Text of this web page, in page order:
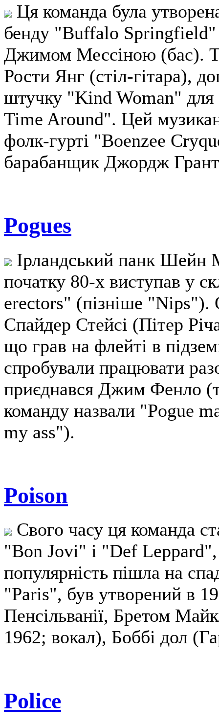
Ця команда була
бенду "Buffalo Springfield"
Джимом Мессіною (бас).
Рости Янг (стіл-гітара),
штучку "Kind Woman" для
Time Around". Цей
фолк-гурті "Boenzee
барабанщик Джордж
Pogues
Ірландський панк Шейн
початку 80-х виступав у
erectors" (пізніше "Nips").
Спайдер Стейсі (Пітер
що грав на флейті в
спробували працювати
приєднався Джим Фенло
команду назвали "Pogue
my ass").
Poison
Свого часу ця команда
"Bon Jovi" і "Def Leppard",
популярність пішла на
"Paris", був утворений в
Пенсільванії, Бретом
1962; вокал), Боббі дол
Police